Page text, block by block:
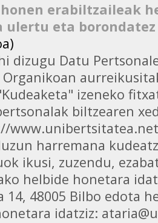
erabiltzaileak
ulertu eta
dizugu Datu
Organikoan
izeneko
biltzearen
harremana
ikusi, zuzendu,
helbide honetara
14, 48005 Bilbo edota
idatziz: